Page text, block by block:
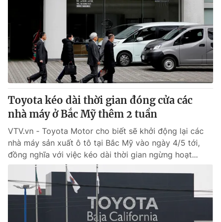
Toyota kéo dài thời gian đóng cửa các
nhà máy ở Bắc Mỹ thêm 2 tuần
VTV.vn - Toyota Motor cho biết sẽ khởi động lại các
nhà máy sản xuất ô tô tại Bắc Mỹ vào ngày 4/5 tới,
đồng nghĩa với việc kéo dài thời gian ngừng hoạt...